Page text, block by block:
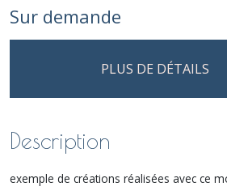
Sur demande
PLUS DE DÉTAILS
Description
exemple de créations réalisées avec ce